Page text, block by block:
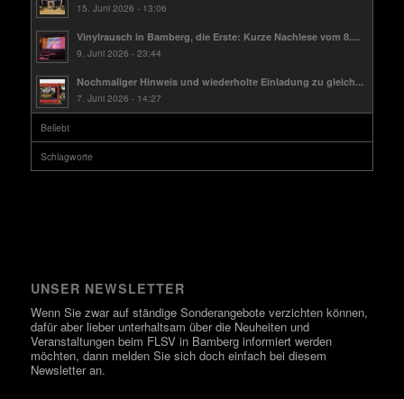
15. Juni 2026 - 13:06
Vinylrausch in Bamberg, die Erste: Kurze Nachlese vom 8....
9. Juni 2026 - 23:44
Nochmaliger Hinweis und wiederholte Einladung zu gleich...
7. Juni 2026 - 14:27
Beliebt
Schlagworte
UNSER NEWSLETTER
Wenn Sie zwar auf ständige Sonderangebote verzichten können,
dafür aber lieber unterhaltsam über die Neuheiten und
Veranstaltungen beim FLSV in Bamberg informiert werden
möchten, dann melden Sie sich doch einfach bei diesem
Newsletter an.